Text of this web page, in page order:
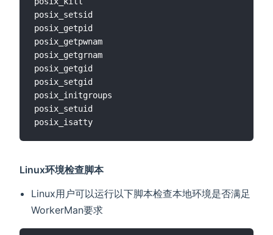
posix_setsid
posix_getpid
posix_getpwnam
posix_getgrnam
posix_getgid
posix_setgid
posix_initgroups
posix_setuid
Linux环境检查脚本
Linux用户可以运行以下脚本检查本地环境是否满足
WorkerMan要求